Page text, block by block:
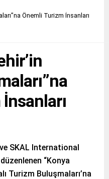
Önemli Turizm İnsanları
SKAL International
“Konya
Turizm Buluşmaları’na